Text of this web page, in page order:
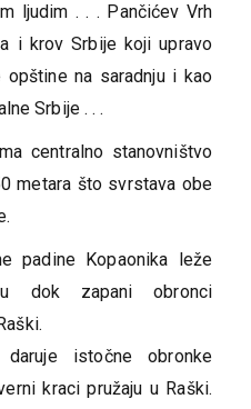
ljudim . . . Pančićev Vrh
i krov Srbije koji upravo
na saradnju i kao
Srbije . . .
centralno stanovništvo
metara što svrstava obe
padine Kopaonika leže
dok zapani obronci
istočne obronke
kraci pružaju u Raški.